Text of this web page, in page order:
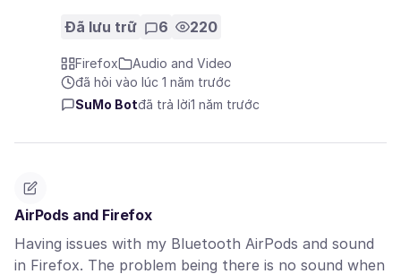
Đã lưu trữ 6 220
Firefox
Audio and Video
đã hỏi vào lúc 1 năm trước
SuMo Botđã trả lời1 năm trước
AirPods and Firefox
Having issues with my Bluetooth AirPods and sound
in Firefox. The problem being there is no sound when